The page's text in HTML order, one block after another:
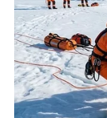
način možemo
optimalno opće
važnosti ovih
ulogu u svom
cijelo društvo.